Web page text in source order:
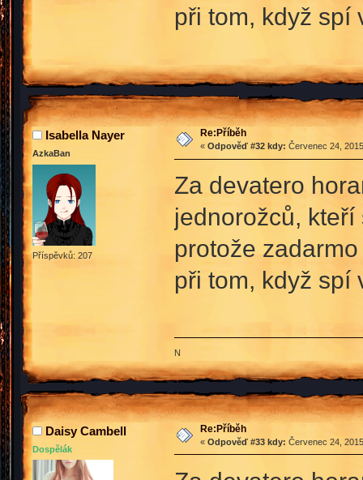
při tom, když spí
Isabella Nayer
AzkaBan
Příspěvků: 207
Re:Příběh
« Odpověď #32 kdy: Červenec 24,
Za devatero
jednorožců,
protože
při tom, když spí
N
Daisy Cambell
Dospělák
Re:Příběh
« Odpověď #33 kdy: Červenec 24,